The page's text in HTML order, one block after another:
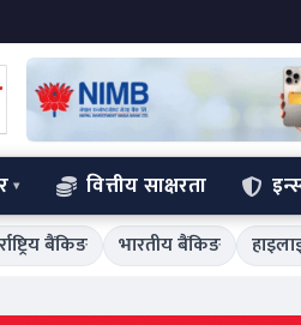
वित्तीय साक्षरता
बैंकिङ भारतीय बैंकिङ